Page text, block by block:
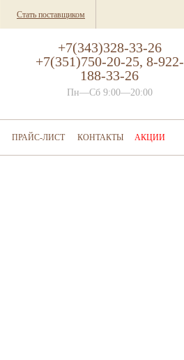
Стать поставщиком
+7(343)328-33-26
+7(351)750-20-25, 8-922-
188-33-26
Пн—Сб 9:00—20:00
ПРАЙС-ЛИСТ КОНТАКТЫ АКЦИИ